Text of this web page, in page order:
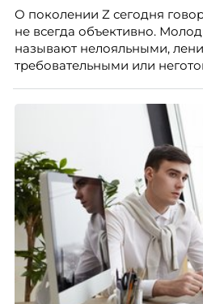
О поколении Z сегодня
не всегда объективно.
называют нелояльными,
требовательными или
кадровых ошибок. В этой
руководитель отдела
рекрутинговой компании,
распространенные мифы о
почему устаревшие
бизнесу находить и
сотрудников.